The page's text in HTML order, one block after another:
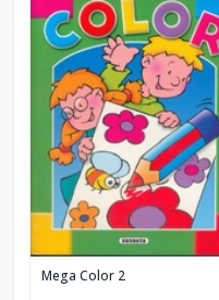
Mega Color 2